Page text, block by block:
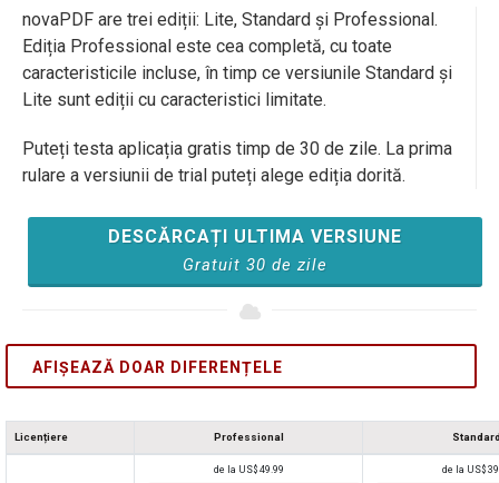
novaPDF are trei ediții: Lite, Standard și Professional.
Ediția Professional este cea completă, cu toate
caracteristicile incluse, în timp ce versiunile Standard și
Lite sunt ediții cu caracteristici limitate.
Puteți testa aplicația gratis timp de 30 de zile. La prima
rulare a versiunii de trial puteți alege ediția dorită.
DESCĂRCAȚI ULTIMA VERSIUNE
Gratuit 30 de zile
AFIȘEAZĂ DOAR DIFERENȚELE
Licențiere Professional
de la US$ 49.99 de la US$